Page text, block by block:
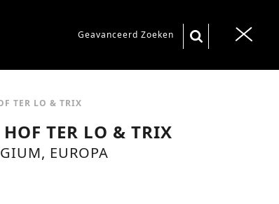
Geavanceerd Zoeken
T
TER LO & TRIX
TER LO & TRIX
EUROPA